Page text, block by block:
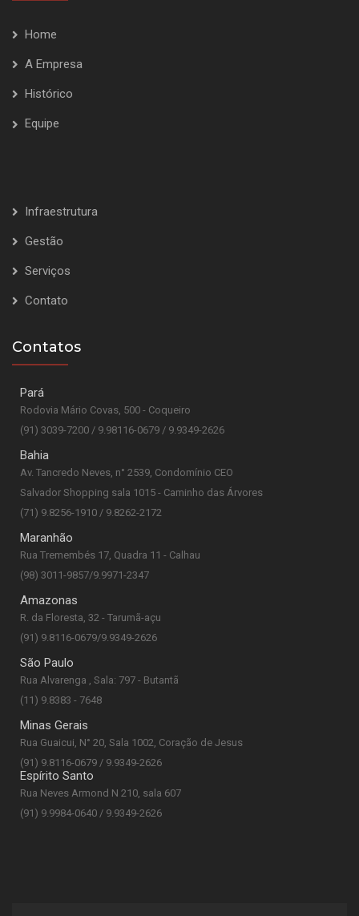
Home
A Empresa
Histórico
Equipe
Infraestrutura
Gestão
Serviços
Contato
Contatos
Pará
Rodovia Mário Covas, 500 - Coqueiro
(91) 3039-7200 / 9.98116-0679 / 9.9349-2626
Bahia
Av. Tancredo Neves, n° 2539, Condomínio CEO
Salvador Shopping sala 1015 - Caminho das Árvores
(71) 9.8256-1910 / 9.8262-2172
Maranhão
Rua Tremembés 17, Quadra 11 - Calhau
(98) 3011-9857/9.9971-2347
Amazonas
R. da Floresta, 32 - Tarumã-açu
(91) 9.8116-0679/9.9349-2626
São Paulo
Rua Alvarenga , Sala: 797 - Butantã
(11) 9.8383 - 7648
Minas Gerais
Rua Guaicui, N° 20, Sala 1002, Coração de Jesus
(91) 9.8116-0679 / 9.9349-2626
Espírito Santo
Rua Neves Armond N 210, sala 607
(91) 9.9984-0640 / 9.9349-2626